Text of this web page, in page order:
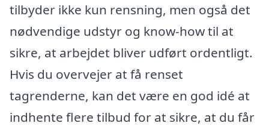
tilbyder ikke kun rensning, men også det
nødvendige udstyr og know-how til at
sikre, at arbejdet bliver udført ordentligt.
Hvis du overvejer at få renset
tagrenderne, kan det være en god idé at
indhente flere tilbud for at sikre, at du får